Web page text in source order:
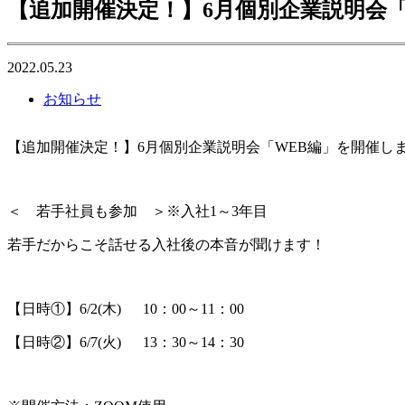
【追加開催決定！】6月個別企業説明
2022.05.23
お知らせ
【追加開催決定！】6月個別企業説明会「WEB編」を開催し
＜ 若手社員も参加 ＞※入社1～3年目
若手だからこそ話せる入社後の本音が聞けます！
【日時①】6/2(木) 10：00～11：00
【日時②】6/7(火) 13：30～14：30